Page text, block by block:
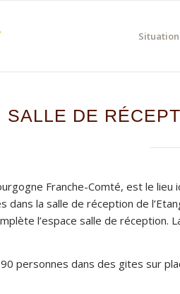
Situation
SALLE DE
Franche-Comté, est le
la salle de réception de
l’espace salle de
personnes dans des gites sur